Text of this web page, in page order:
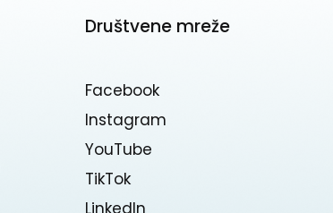
Društvene mreže
Facebook
Instagram
YouTube
TikTok
Linkedln